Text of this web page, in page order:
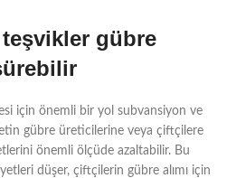
gübre
için önemli bir yol subvansiyon ve
gübre üreticilerine veya çiftçilere
önemli ölçüde azaltabilir. Bu
düşer, çiftçilerin gübre alımı için